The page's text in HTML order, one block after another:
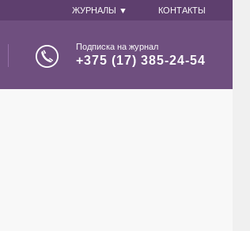
ЖУРНАЛЫ ▼ КОНТАКТЫ
Подписка на журнал
+375 (17) 385-24-54